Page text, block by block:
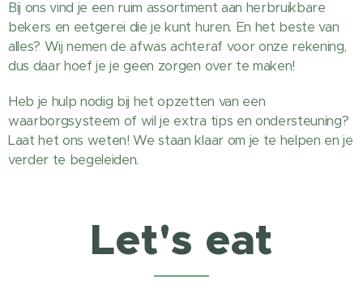
Bij ons vind je een ruim assortiment aan herbruikbare
bekers en eetgerei die je kunt huren. En het beste van
alles? Wij nemen de afwas achteraf voor onze rekening,
dus daar hoef je je geen zorgen over te maken!
Heb je hulp nodig bij het opzetten van een
waarborgsysteem of wil je extra tips en ondersteuning?
Laat het ons weten! We staan klaar om je te helpen en je
verder te begeleiden.
Let's eat